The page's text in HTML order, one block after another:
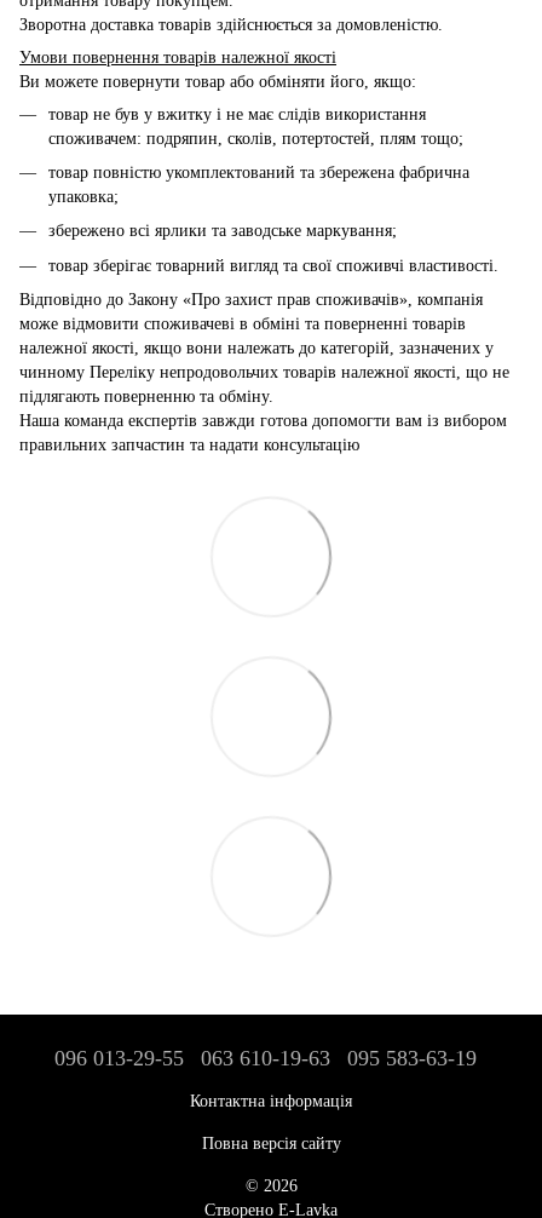
Зворотна доставка товарів здійснюється за домовленістю.
Умови повернення товарів належної якості
Ви можете повернути товар або обміняти його, якщо:
товар не був у вжитку і не має слідів використання
споживачем: подряпин, сколів, потертостей, плям тощо;
товар повністю укомплектований та збережена фабрична
упаковка;
збережено всі ярлики та заводське маркування;
товар зберігає товарний вигляд та свої споживчі властивості.
Відповідно до Закону «Про захист прав споживачів», компанія
може відмовити споживачеві в обміні та поверненні товарів
належної якості, якщо вони належать до категорій, зазначених у
чинному Переліку непродовольчих товарів належної якості, що не
підлягають поверненню та обміну.
Наша команда експертів завжди готова допомогти вам із вибором
правильних запчастин та надати консультацію
096 013-29-55 063 610-19-63 095 583-63-19
Контактна інформація
Повна версія сайту
© 2026
Створено E-Lavka